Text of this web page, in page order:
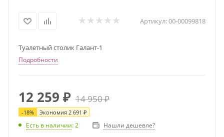
Артикул:00-00099818
Туалетный столик Галант-1
Подробности
12 259 ₽ 14 950₽
-18% Экономия 2 691 ₽
Есть в наличии: 2 Нашли дешевле?